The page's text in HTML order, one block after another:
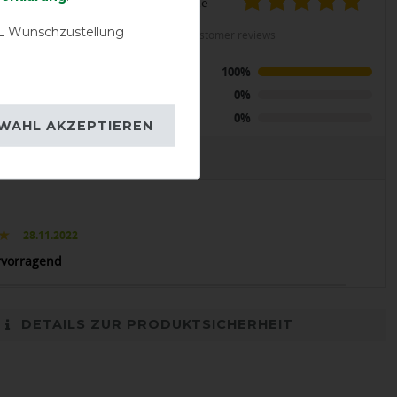
calculated from 1 customer reviews
100%
0%
Negative
0%
28.11.2022
DETAILS ZUR PRODUKTSICHERHEIT
Wunschzustellung
AKZEPTIEREN